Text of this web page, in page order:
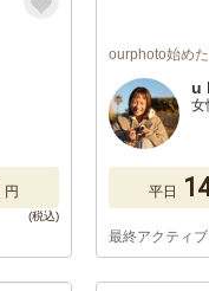
円
ourphoto始め
u
女
平日
最終アクティ